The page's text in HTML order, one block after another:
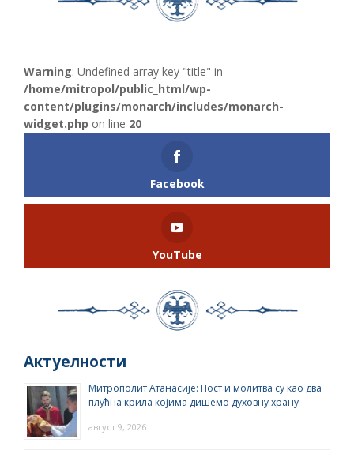
Warning: Undefined array key "title" in
/home/mitropol/public_html/wp-
content/plugins/monarch/includes/monarch-
widget.php on line 20
Facebook
YouTube
Актуелности
Митрополит Атанасије: Пост и молитва су као два
плућна крила којима дишемо духовну храну
август 9, 2026